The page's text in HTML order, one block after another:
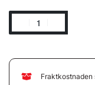
Fraktkostnaden